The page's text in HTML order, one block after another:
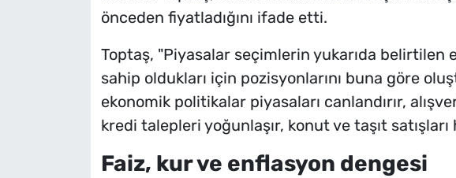
önceden fiyatladığını ifade etti.
Toptaş, "Piyasalar seçimlerin yukarıda belirtilen
sahip oldukları için pozisyonlarını buna göre
ekonomik politikalar piyasaları canlandırır,
kredi talepleri yoğunlaşır, konut ve taşıt satışları
Faiz, kur ve enflasyon dengesi